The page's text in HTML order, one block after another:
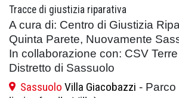
Tracce di giustizia riparativa
A cura di: Centro di Giustizia
Quinta Parete, Nuovamente
In collaborazione con: CSV
Distretto di Sassuolo
Sassuolo Villa Giacobazzi - Parco